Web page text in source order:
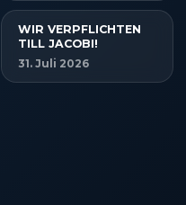
WIR VERPFLICHTEN
TILL JACOBI!
31. Juli 2026